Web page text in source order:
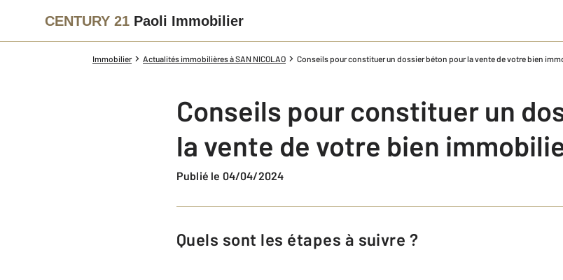
CENTURY 21 Paoli Immobilier
Immobilier Actualités immobilières à SAN NICOLAO Conseils pour constituer un dossier béton pour la vente de votre bien
Conseils pour constituer un
la vente de votre bien
Publié le 04/04/2024
Quels sont les étapes à suivre ?